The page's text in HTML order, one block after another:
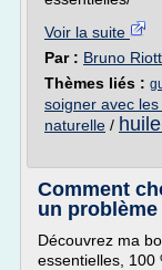
Voir la suite
Par : Bruno
Thèmes liés :
soigner avec
naturelle /
Comment
un problème
Découvrez ma
essentielles, 100